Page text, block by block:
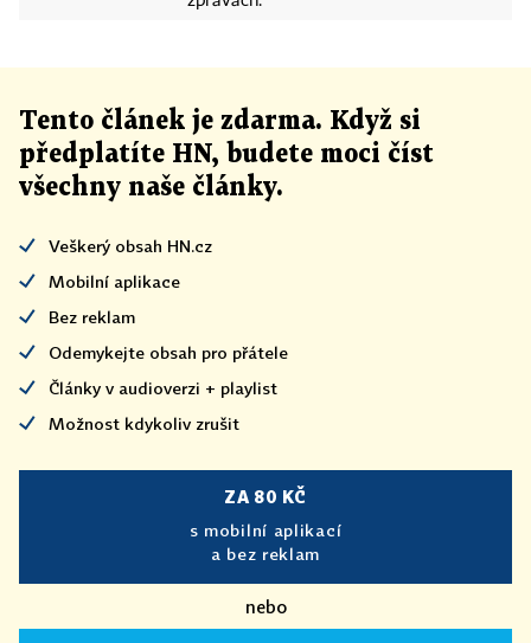
Tento článek je zdarma. Když si
předplatíte HN, budete moci číst
všechny naše články.
Veškerý obsah HN.cz
Mobilní aplikace
Bez reklam
Odemykejte obsah pro přátele
Články v audioverzi + playlist
Možnost kdykoliv zrušit
ZA 80 KČ
s mobilní aplikací
a bez reklam
nebo